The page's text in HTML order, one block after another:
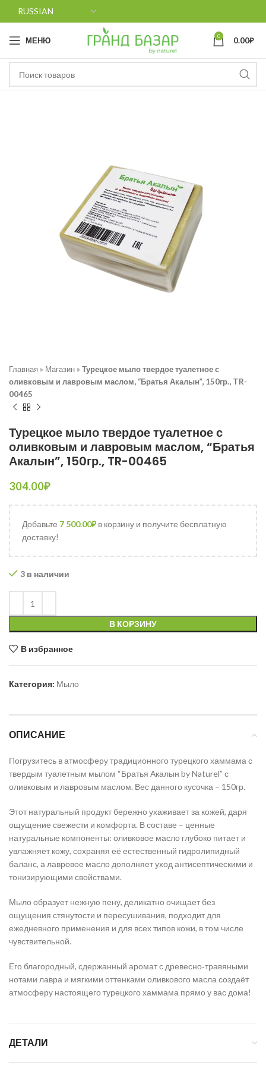
МЕНЮ 0 0.00₽
Главная » Магазин » Турецкое мыло твердое туалетное с
оливковым и лавровым маслом, “Братья Акалын”, 150гр., TR-
00465
Турецкое мыло твердое туалетное с
оливковым и лавровым маслом, “Братья
Акалын”, 150гр., TR-00465
304.00₽
Добавьте 7 500.00₽в корзину и получите бесплатную
доставку!
3 в наличии
В КОРЗИНУ
В избранное
Категория: Мыло
ОПИСАНИЕ
Погрузитесь в атмосферу традиционного турецкого хаммама с
твердым туалетным мылом “Братья Акалын by Naturel” с
оливковым и лавровым маслом. Вес данного кусочка – 150гр.
Этот натуральный продукт бережно ухаживает за кожей, даря
ощущение свежести и комфорта. В составе – ценные
натуральные компоненты: оливковое масло глубоко питает и
увлажняет кожу, сохраняя её естественный гидролипидный
баланс, а лавровое масло дополняет уход антисептическими и
тонизирующими свойствами.
Мыло образует нежную пену, деликатно очищает без
ощущения стянутости и пересушивания, подходит для
ежедневного применения и для всех типов кожи, в том числе
чувствительной.
Его благородный, сдержанный аромат с древесно‑травяными
нотами лавра и мягкими оттенками оливкового масла создаёт
атмосферу настоящего турецкого хаммама прямо у вас дома!
ДЕТАЛИ